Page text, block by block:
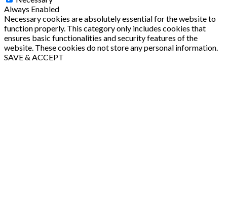
Always Enabled
Necessary cookies are absolutely essential for the website to
function properly. This category only includes cookies that
ensures basic functionalities and security features of the
website. These cookies do not store any personal information.
SAVE & ACCEPT